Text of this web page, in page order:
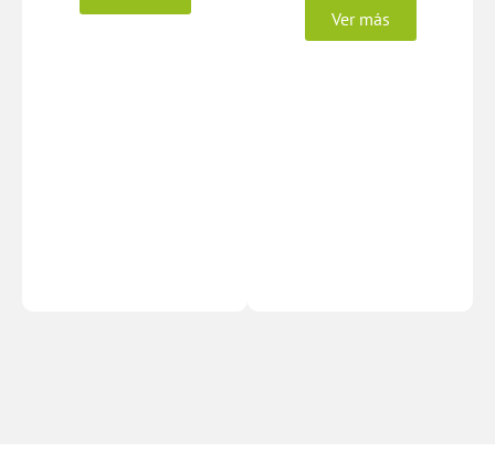
Ver más